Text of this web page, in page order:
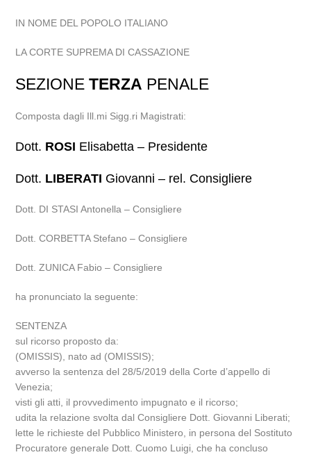
IN NOME DEL POPOLO ITALIANO
LA CORTE SUPREMA DI CASSAZIONE
SEZIONETERZA PENALE
Composta dagli Ill.mi Sigg.ri Magistrati:
Dott. ROSI Elisabetta – Presidente
Dott. LIBERATI Giovanni – rel. Consigliere
Dott. DI STASI Antonella – Consigliere
Dott. CORBETTA Stefano – Consigliere
Dott. ZUNICA Fabio – Consigliere
ha pronunciato la seguente:
SENTENZA
sul ricorso proposto da:
(OMISSIS), nato ad (OMISSIS);
avverso la sentenza del 28/5/2019 della Corte d’appello di
Venezia;
visti gli atti, il provvedimento impugnato e il ricorso;
udita la relazione svolta dal Consigliere Dott. Giovanni Liberati;
lette le richieste del Pubblico Ministero, in persona del Sostituto
Procuratore generale Dott. Cuomo Luigi, che ha concluso